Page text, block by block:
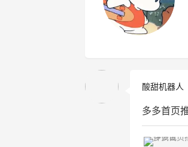
酸甜机器人
多多首页